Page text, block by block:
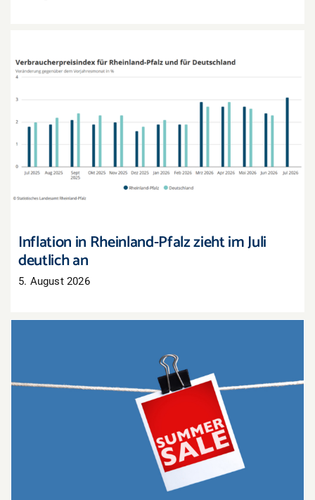
Inflation in Rheinland-Pfalz zieht im Juli deutlich
Inflation in Rheinland-Pfalz zieht im Juli
deutlich an
5. August 2026
Sommerschlussverkauf: Nur noch wenige Tage,
um Lagerbestände zu räumen